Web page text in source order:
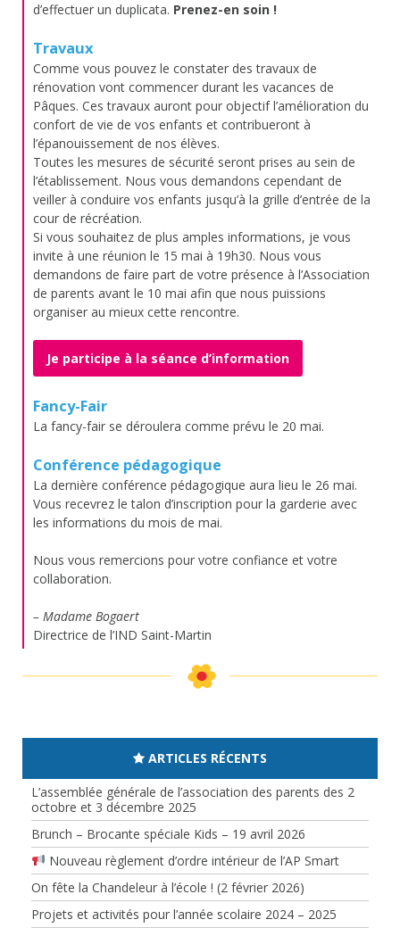
d’effectuer un duplicata. Prenez-en soin !
Travaux
Comme vous pouvez le constater des travaux de
rénovation vont commencer durant les vacances de
Pâques. Ces travaux auront pour objectif l’amélioration du
confort de vie de vos enfants et contribueront à
l’épanouissement de nos élèves.
Toutes les mesures de sécurité seront prises au sein de
l’établissement. Nous vous demandons cependant de
veiller à conduire vos enfants jusqu’à la grille d’entrée de la
cour de récréation.
Si vous souhaitez de plus amples informations, je vous
invite à une réunion le 15 mai à 19h30. Nous vous
demandons de faire part de votre présence à l’Association
de parents avant le 10 mai afin que nous puissions
organiser au mieux cette rencontre.
Je participe à la séance d’information
Fancy-Fair
La fancy-fair se déroulera comme prévu le 20 mai.
Conférence pédagogique
La dernière conférence pédagogique aura lieu le 26 mai.
Vous recevrez le talon d’inscription pour la garderie avec
les informations du mois de mai.
Nous vous remercions pour votre confiance et votre
collaboration.
– Madame Bogaert
Directrice de l’IND Saint-Martin
ARTICLES RÉCENTS
L’assemblée générale de l’association des parents des 2
octobre et 3 décembre 2025
Brunch – Brocante spéciale Kids – 19 avril 2026
Nouveau règlement d’ordre intérieur de l’AP Smart
On fête la Chandeleur à l’école ! (2 février 2026)
Projets et activités pour l’année scolaire 2024 – 2025